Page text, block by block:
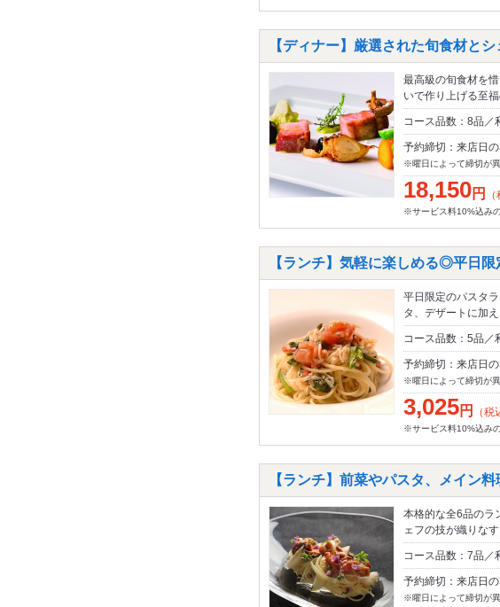
【ディナー】厳選された旬食材と
最高級の旬食材を
いで作り上げる至
コース品数：8品／
予約締切：来店日
※曜日によって締切が
18,150円
※サービス料10%込みの
【ランチ】気軽に楽しめる◎平日
平日限定のパスタ
タ、デザートに加
コース品数：5品／
予約締切：来店日
※曜日によって締切が
3,025円 （税
※サービス料10%込みの
【ランチ】前菜やパスタ、メイン
本格的な全6品のラ
ェフの技が織りな
コース品数：7品／
予約締切：来店日
※曜日によって締切が